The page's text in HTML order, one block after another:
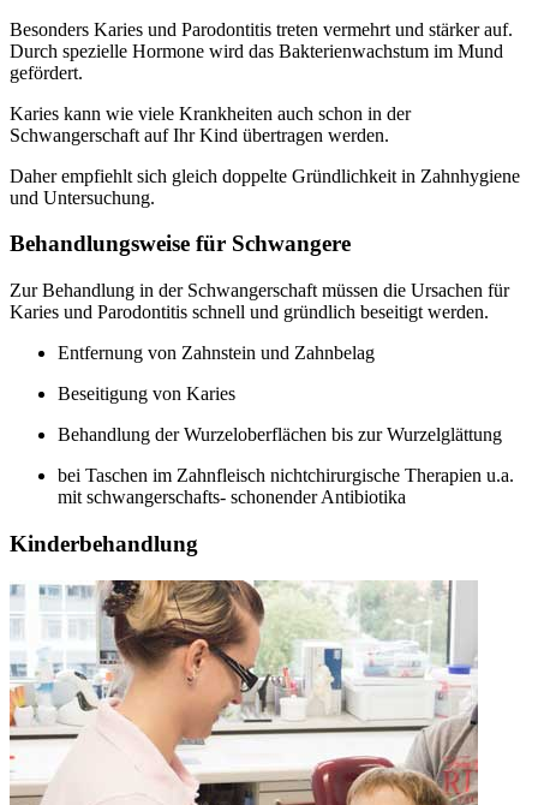
Besonders Karies und Parodontitis treten vermehrt und stärker auf.
Durch spezielle Hormone wird das Bakterienwachstum im Mund
gefördert.
Karies kann wie viele Krankheiten auch schon in der
Schwangerschaft auf Ihr Kind übertragen werden.
Daher empfiehlt sich gleich doppelte Gründlichkeit in Zahnhygiene
und Untersuchung.
Behandlungsweise für Schwangere
Zur Behandlung in der Schwangerschaft müssen die Ursachen für
Karies und Parodontitis schnell und gründlich beseitigt werden.
Entfernung von Zahnstein und Zahnbelag
Beseitigung von Karies
Behandlung der Wurzeloberflächen bis zur Wurzelglättung
bei Taschen im Zahnfleisch nichtchirurgische Therapien u.a.
mit schwangerschafts- schonender Antibiotika
Kinderbehandlung